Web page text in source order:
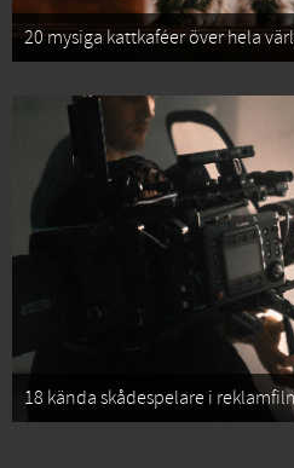
20 mysiga kattkaféer över hela
18 kända skådespelare i